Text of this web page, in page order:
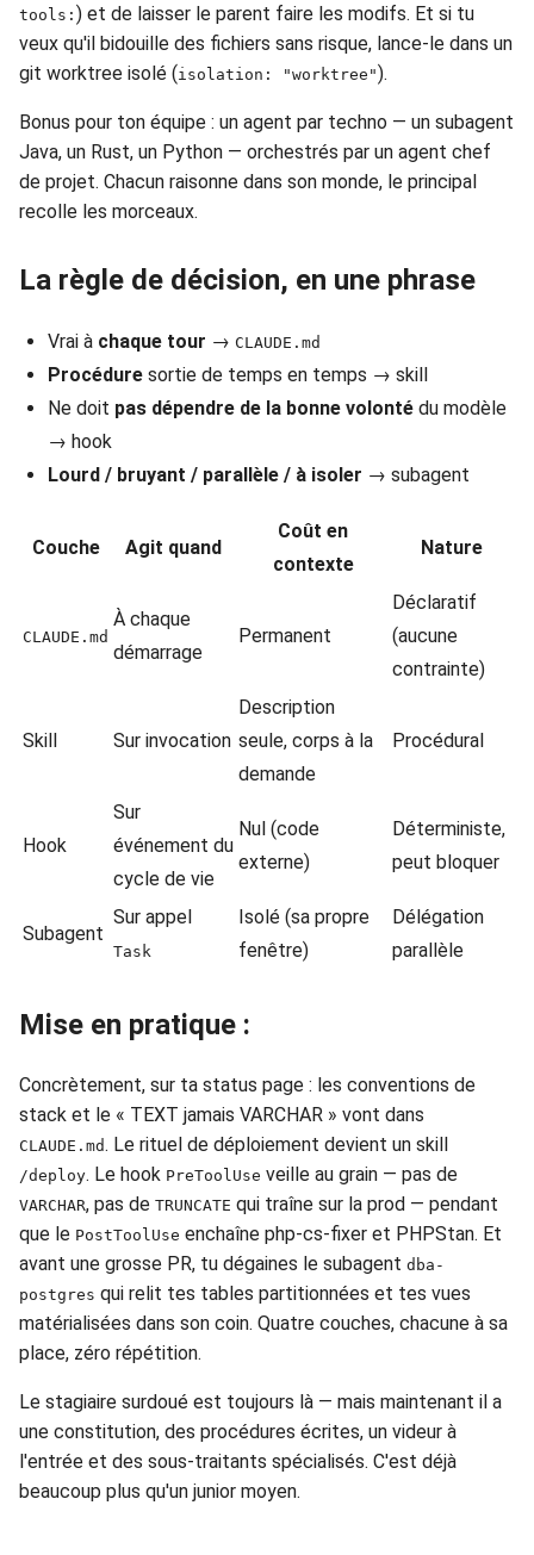
tools: ) et de laisser le parent faire les modifs. Et si tu
veux qu'il bidouille des fichiers sans risque, lance-le dans un
git worktree isolé (isolation: "worktree").
Bonus pour ton équipe : un agent par techno — un subagent
Java, un Rust, un Python — orchestrés par un agent chef
de projet. Chacun raisonne dans son monde, le principal
recolle les morceaux.
La règle de décision, en une phrase
Vrai à chaque tour → CLAUDE.md
Procédure sortie de temps en temps → skill
Ne doit pas dépendre de la bonne volonté du modèle
→ hook
Lourd / bruyant / parallèle / à isoler → subagent
Couche Agit quand
Coût en
contexte
Nature
CLAUDE.md
À chaque
démarrage
Permanent
Déclaratif
(aucune
contrainte)
Skill Sur invocation
Description
seule, corps à la
demande
Procédural
Hook
Sur
événement du
cycle de vie
Nul (code
externe)
Déterministe,
peut bloquer
Subagent
Sur appel
Task
Isolé (sa propre
fenêtre)
Délégation
parallèle
Mise en pratique :
Concrètement, sur ta status page : les conventions de
stack et le « TEXT jamais VARCHAR » vont dans
CLAUDE.md. Le rituel de déploiement devient un skill
/deploy. Le hook PreToolUse veille au grain — pas de
VARCHAR, pas de TRUNCATE qui traîne sur la prod — pendant
que le PostToolUse enchaîne php-cs-fixer et PHPStan. Et
avant une grosse PR, tu dégaines le subagent dba-
postgres qui relit tes tables partitionnées et tes vues
matérialisées dans son coin. Quatre couches, chacune à sa
place, zéro répétition.
Le stagiaire surdoué est toujours là — mais maintenant il a
une constitution, des procédures écrites, un videur à
l'entrée et des sous-traitants spécialisés. C'est déjà
beaucoup plus qu'un junior moyen.